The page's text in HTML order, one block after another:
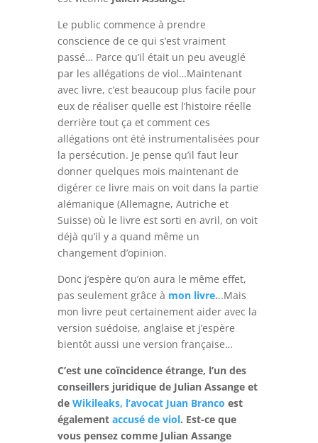
Le public commence à prendre
conscience de ce qui s’est vraiment
passé… Parce qu’il était un peu aveuglé
par les allégations de viol…Maintenant
avec livre, c’est beaucoup plus facile pour
eux de réaliser quelle est l’histoire réelle
derrière tout ça et comment ces
allégations ont été instrumentalisées pour
la persécution. Je pense qu’il faut leur
donner quelques mois maintenant de
digérer ce livre mais on voit dans la partie
alémanique (Allemagne, Autriche et
Suisse) où le livre est sorti en avril, on voit
déjà qu’il y a quand même un
changement d’opinion.
Donc j’espère qu’on aura le même effet,
pas seulement grâce à mon livre...Mais
mon livre peut certainement aider avec la
version suédoise, anglaise et j’espère
bientôt aussi une version française…
C’est une coïncidence étrange, l’un des
conseillers juridique de Julian Assange et
de Wikileaks, l’avocat Juan Branco est
également accusé de viol. Est-ce que
vous pensez comme Julian Assange